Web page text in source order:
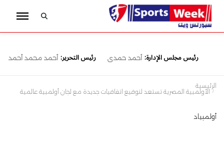
رئيس مجلس الإدارة: أحمد حمدى رئيس التحرير: أحمد محمد أحمد
الرئيسية
الأولمبية المصرية تستعد لتوقيع اتفاقيات جديدة مع لجان أولمبية عالمية
أولمبياد